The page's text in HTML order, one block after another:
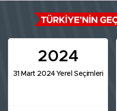
2024
31 Mart 2024 Yerel Seçimleri